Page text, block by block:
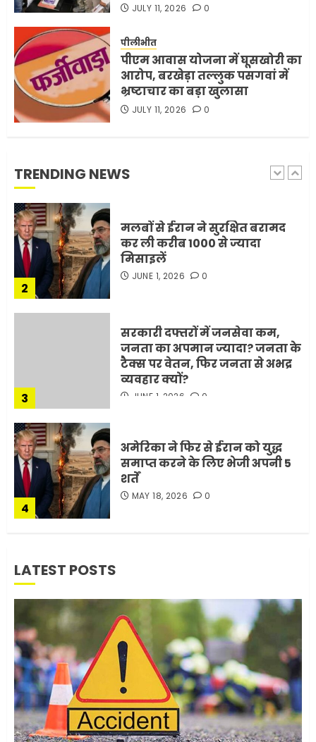
JULY 11, 2026 0
पीलीभीत
पीएम आवास योजना में घूसखोरी का
आरोप, बरखेड़ा तल्लुक पसगवां में
भ्रष्टाचार का बड़ा खुलासा
JULY 11, 2026 0
TRENDING NEWS
5
भारत-अमेरिका व्यापार समझौता
FEBRUARY 3, 2026
1
मोबाइल की लत: एक खामोश
2
मलबों से ईरान ने सुरक्षित बरामद
कर ली करीब 1000 से ज्यादा
मिसाइलें
JUNE 1, 2026 0
3
सरकारी दफ्तरों में जनसेवा कम,
जनता का अपमान ज्यादा? जनता के
टैक्स पर वेतन, फिर जनता से अभद्र
व्यवहार क्यों?
JUNE 1, 2026 0
4
अमेरिका ने फिर से ईरान को युद्ध
समाप्त करने के लिए भेजी अपनी 5
शर्तें
MAY 18, 2026 0
FEBRUARY 3, 2026 0
1
मोबाइल की लत: एक खामोश
घातक बीमारी, जो धीरे-धीरे इंसान,
रिश्ते और भविष्य सब कुछ निगल
रही है!
JULY 11, 2026
LATEST POSTS